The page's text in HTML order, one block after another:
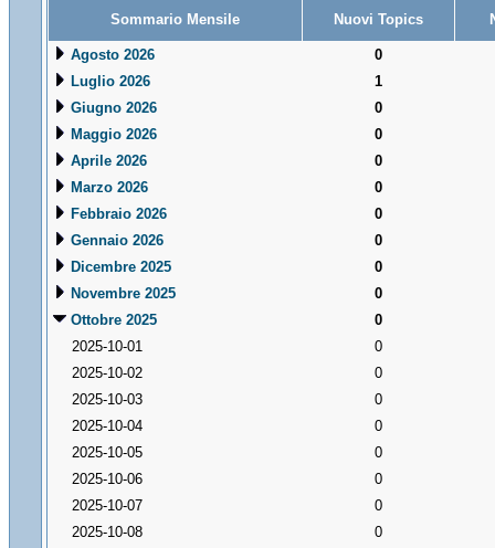
Sommario Mensile Nuovi Topics
Agosto 2026
0
Luglio 2026
1
Giugno 2026
0
Maggio 2026
0
Aprile 2026
0
Marzo 2026
0
Febbraio 2026
0
Gennaio 2026
0
Dicembre 2025
0
Novembre 2025
0
Ottobre 2025
0
2025-10-01
0
2025-10-02
0
2025-10-03
0
2025-10-04
0
2025-10-05
0
2025-10-06
0
2025-10-07
0
2025-10-08
0